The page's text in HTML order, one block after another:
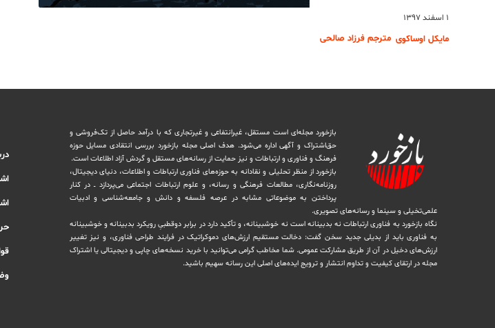
۱ اسفند ۱۳۹۷
مایکل اوساکوی مترجم فرزاد صالحی
بازخورد مجله‌ای است مستقل، غیرانتفاعی و غیرتجاری که با درآمد حاصل از تک‌فروشی و
حق‌اشتراک و آگهی اداره می‌شود. ‏هدف اصلی مجله بازخورد بررسی انتقادی مسایل حوزه
فرهنگ و فناوری و ارتباطات و نیز حمایت از رسانه‌های مستقل و‌ گردش ‏آزاد اطلاعات است.
بازخورد از منظر تحلیلی و نقادانه به حوزه‌های فناوری ارتباطات و اطلاعات، دنیای دیجیتال،
روزنامه‌نگاری، ‏مطالعات فرهنگی و رسانه، و علوم ارتباطات اجتماعی می‌پردازد ــ در کنار
پرداختن به موضوعاتی مشابه در عرصه فلسفه و دانش و ‏جامعه‌شناسی و ادبیات
علمی‌تخیلی و سینما و رسانه‌های تصویری.
نگاه بازخورد به فناوری ارتباطات نه بدبینانه است نه خوشبینانه، و تأکید دارد ‏در برابر دوقطبیِ رویکرد بدبینانه و خوشبینانه
به فناوری باید از بدیلی جدید سخن گفت: دخالت مستقیم ارزش‌های دموکراتیک در ‏فرایند طراحی فناوری، و نیز تغییر
ارزش‌های دخيل در آن از طریق مشاركت عمومی. شما مخاطب گرامی می‌توانید با خرید نسخه‌های چاپی و دیجیتالی یا ‏اشتراک
مجله در ارتقای کیفیت و تداوم انتشار و ترویج ایده‌های اصلی این رسانه سهیم باشید.